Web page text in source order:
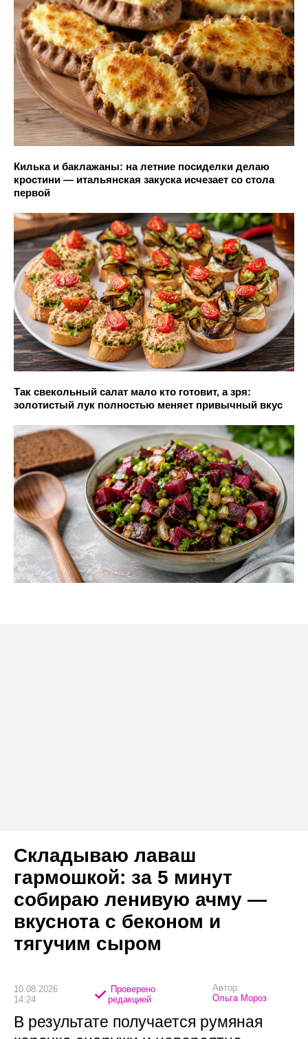
Килька и баклажаны: на летние посиделки делаю
кростини — итальянская закуска исчезает со стола
первой
Так свекольный салат мало кто готовит, а зря:
золотистый лук полностью меняет привычный вкус
Складываю лаваш
гармошкой: за 5 минут
собираю ленивую ачму —
вкуснота с беконом и
тягучим сыром
10.08.2026
14:24
Проверено
редакцией
Автор:
Ольга Мороз
В результате получается румяная